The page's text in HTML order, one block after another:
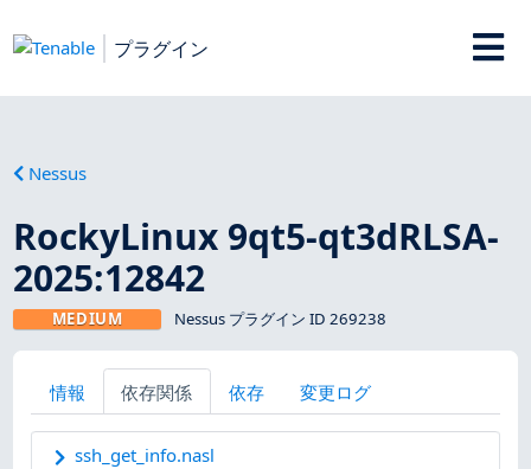
プラグイン
Nessus
RockyLinux 9qt5-qt3dRLSA-
2025:12842
MEDIUM Nessus プラグイン ID 269238
情報 依存関係 依存 変更ログ
ssh_get_info.nasl